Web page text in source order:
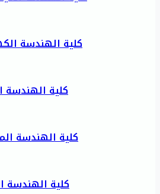
كلية الهندسة
كلية الهندسة
كلية الهندسة
كلية الهندسة